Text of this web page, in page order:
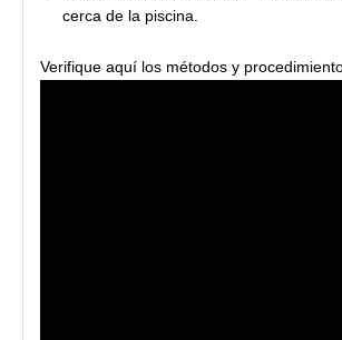
cerca de la piscina.
Verifique aquí los métodos y